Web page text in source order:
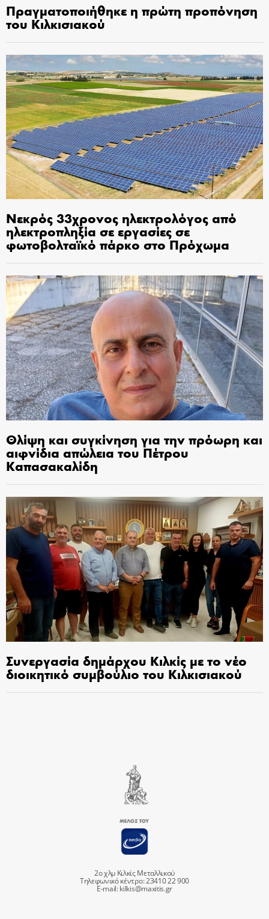
Πραγματοποιήθηκε η πρώτη προπόνηση
του Κιλκισιακού
Νεκρός 33χρονος ηλεκτρολόγος από
ηλεκτροπληξία σε εργασίες σε
φωτοβολταϊκό πάρκο στο Πρόχωμα
Θλίψη και συγκίνηση για την πρόωρη και
αιφνίδια απώλεια του Πέτρου
Καπασακαλίδη
Συνεργασία δημάρχου Κιλκίς με το νέο
διοικητικό συμβούλιο του Κιλκισιακού
2ο χλμ Κιλκίς Μεταλλικού
Τηλεφωνικό κέντρο: 23410 22 900
E-mail:kilkis@maxitis.gr